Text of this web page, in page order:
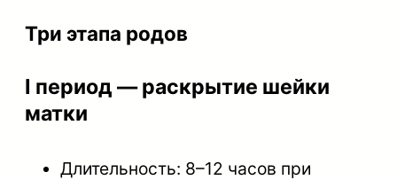
Три этапа родов
I период — раскрытие шейки
матки
Длительность: 8–12 часов при